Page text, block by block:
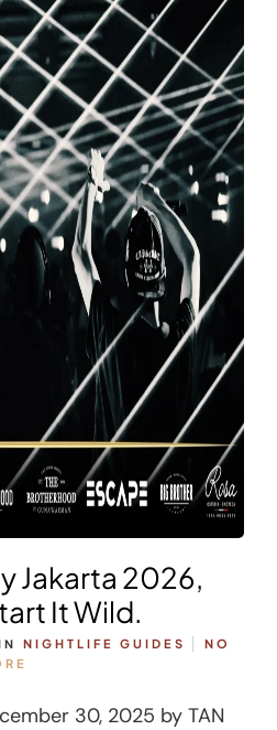
Jakarta 2026,
It Wild.
NIGHTLIFE GUIDES
NO
30, 2025 by TAN